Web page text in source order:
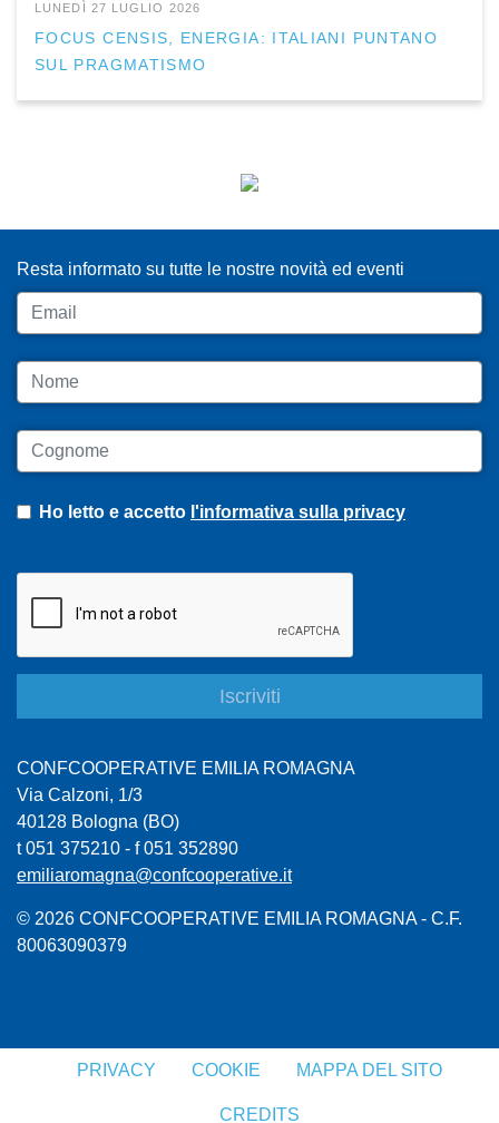
LUNEDÌ 27 LUGLIO 2026
FOCUS CENSIS, ENERGIA: ITALIANI PUNTANO
SUL PRAGMATISMO
Resta informato su tutte le nostre novità ed eventi
Email
Nome
Cognome
Ho letto e accetto l'informativa sulla privacy
CONFCOOPERATIVE EMILIA ROMAGNA
Via Calzoni, 1/3
40128 Bologna (BO)
t 051 375210 - f 051 352890
emiliaromagna@confcooperative.it
© 2026 CONFCOOPERATIVE EMILIA ROMAGNA - C.F.
80063090379
PRIVACY COOKIE MAPPA DEL SITO
CREDITS